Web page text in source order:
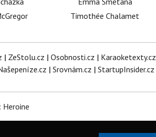
Timothée Chalamet
| ZeStolu.cz | Osobnosti.cz | Karaoketexty.cz
| Srovnám.cz | StartupInsider.cz
Heroine